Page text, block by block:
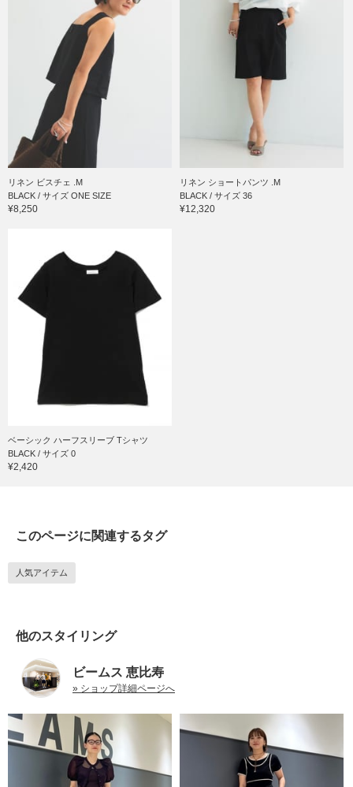
リネン ビスチェ .M
BLACK / サイズ ONE SIZE
¥8,250
リネン ショートパンツ .M
BLACK / サイズ 36
¥12,320
ベーシック ハーフスリーブ Tシャツ
BLACK / サイズ 0
¥2,420
このページに関連するタグ
人気アイテム
他のスタイリング
ビームス 恵比寿
» ショップ詳細ページへ